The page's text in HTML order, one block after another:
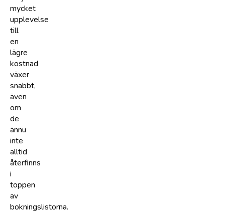
mycket
upplevelse
till
en
lägre
kostnad
växer
snabbt,
även
om
de
ännu
inte
alltid
återfinns
i
toppen
av
bokningslistorna.